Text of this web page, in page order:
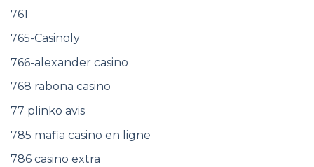
761
765-Casinoly
766-alexander casino
768 rabona casino
77 plinko avis
785 mafia casino en ligne
786 casino extra